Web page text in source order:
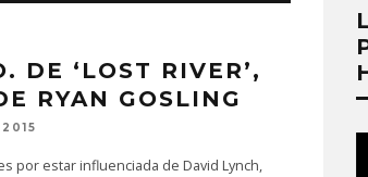
DE ‘LOST RIVER’,
RYAN GOSLING
por estar influenciada de David Lynch,